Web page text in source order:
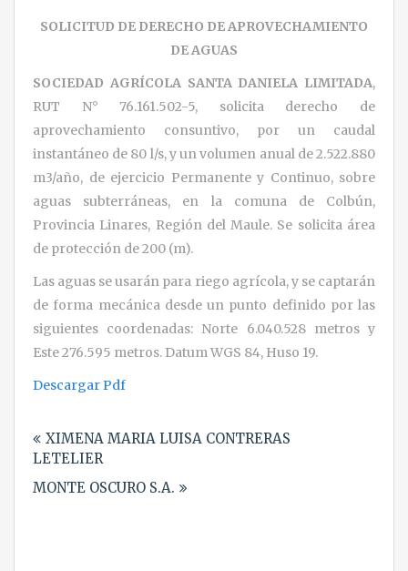
SOLICITUD DE DERECHO DE APROVECHAMIENTO
DE AGUAS
SOCIEDAD AGRÍCOLA SANTA DANIELA LIMITADA,
RUT N° 76.161.502-5, solicita derecho de
aprovechamiento consuntivo, por un caudal
instantáneo de 80 l/s, y un volumen anual de 2.522.880
m3/año, de ejercicio Permanente y Continuo, sobre
aguas subterráneas, en la comuna de Colbún,
Provincia Linares, Región del Maule. Se solicita área
de protección de 200 (m).
Las aguas se usarán para riego agrícola, y se captarán
de forma mecánica desde un punto definido por las
siguientes coordenadas: Norte 6.040.528 metros y
Este 276.595 metros. Datum WGS 84, Huso 19.
Descargar Pdf
de
entradas
XIMENA MARIA LUISA CONTRERAS
LETELIER
MONTE OSCURO S.A.